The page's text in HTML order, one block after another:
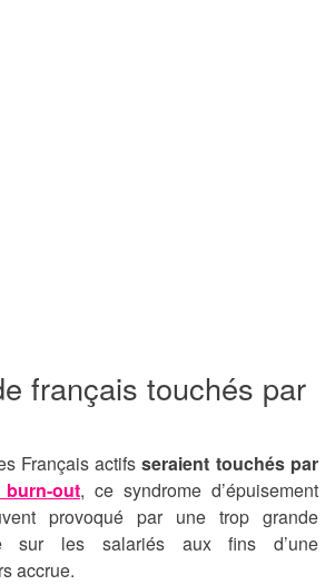
français touchés par
Français actifsseraient touchés par
out, ce syndrome d’épuisement
provoqué par une trop grande
sur les salariés aux fins d’une
accrue.